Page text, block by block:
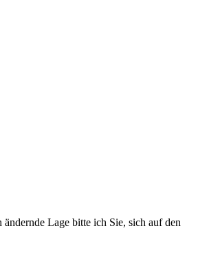
Lage bitte ich Sie, sich auf den